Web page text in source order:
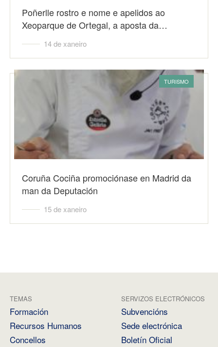
Poñerlle rostro e nome e apelidos ao
Xeoparque de Ortegal, a aposta da…
14 de xaneiro
TURISMO
Coruña Cociña promociónase en Madrid da
man da Deputación
15 de xaneiro
TEMAS
Formación
Recursos Humanos
Concellos
SERVIZOS ELECTRÓNICOS
Subvencións
Sede electrónica
Boletín Oficial